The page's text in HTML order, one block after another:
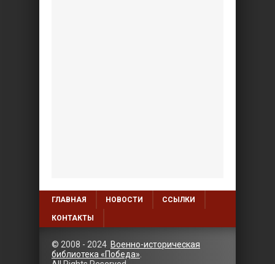
ГЛАВНАЯ НОВОСТИ ССЫЛКИ
КОНТАКТЫ
© 2008 - 2024 Военно-историческая
библиотека «Победа»